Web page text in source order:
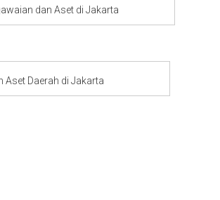
dan Aset di Jakarta
Daerah di Jakarta